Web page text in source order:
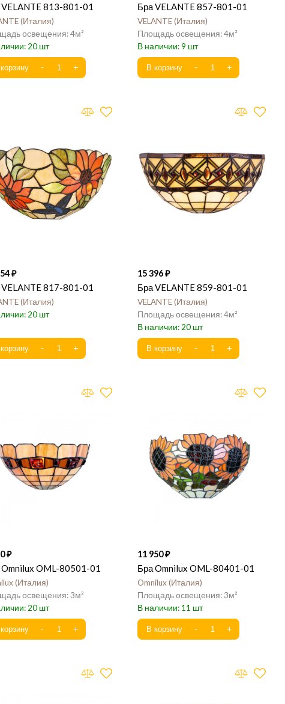
VELANTE 813-801-01
Италия
4
20
Бра VELANTE 857-801-01
VELANTE Италия
4
9
VELANTE 817-801-01
Италия
20
15 396
Бра VELANTE 859-801-01
VELANTE Италия
4
20
Omnilux OML-80501-01
Италия
3
20
11 950
Бра Omnilux OML-80401-01
Omnilux Италия
3
11